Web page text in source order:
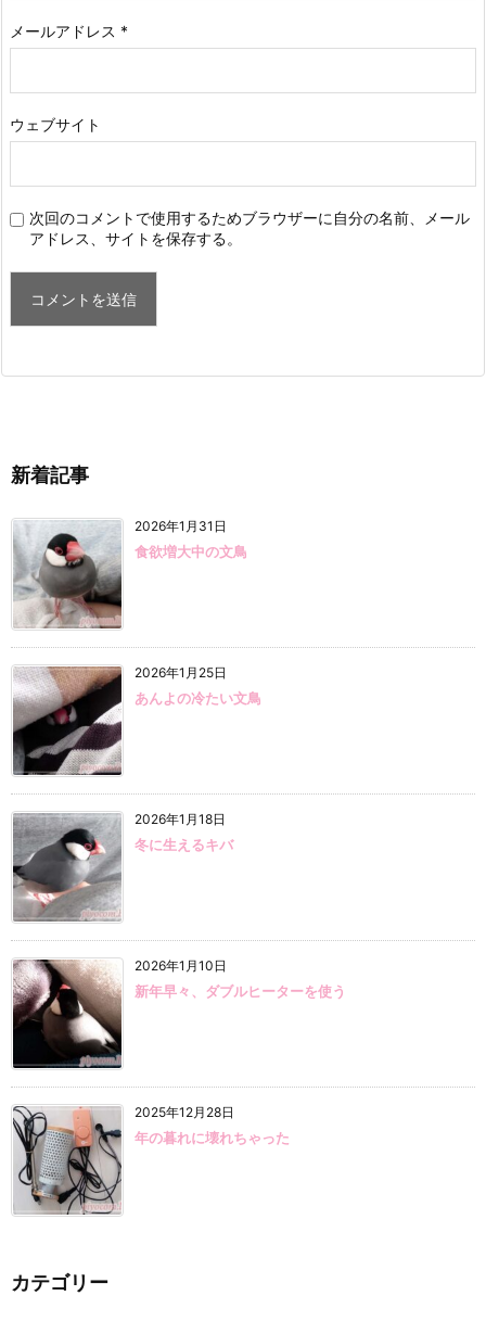
メールアドレス *
ウェブサイト
次回のコメントで使用するためブラウザーに自分の名前、メール
アドレス、サイトを保存する。
新着記事
2026年1月31日
食欲増大中の文鳥
2026年1月25日
あんよの冷たい文鳥
2026年1月18日
冬に生えるキバ
2026年1月10日
新年早々、ダブルヒーターを使う
2025年12月28日
年の暮れに壊れちゃった
カテゴリー